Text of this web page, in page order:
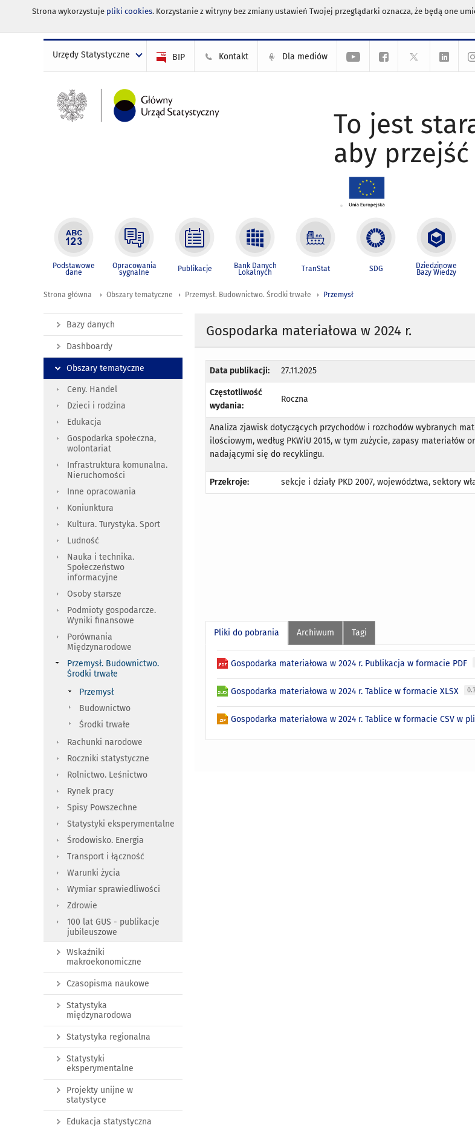
Strona wykorzystuje pliki cookies. Korzystanie z witryny bez zmiany ustawień Twojej przeglądarki oznacza, że będą one
Urzędy Statystyczne BIP Kontakt Dla mediów
To jest
aby
Podstawowe
dane
Opracowania
sygnalne Publikacje Bank Danych
Lokalnych TranStat SDG Dziedzinowe
Bazy Wiedzy
Strona główna Obszary tematyczne Przemysł. Budownictwo. Środki trwałe Przemysł
Gospodarka materiałowa w 2024 r.
Data publikacji: 27.11.2025
Częstotliwość
wydania:
Roczna
Analiza zjawisk dotyczących przychodów i rozchodów wybranych
ilościowym, według PKWiU 2015, w tym zużycie, zapasy materiałów
nadającymi się do recyklingu.
Przekroje: sekcje i działy PKD 2007, województwa, sektory
Pliki do pobrania Archiwum Tagi
Gospodarka materiałowa w 2024 r. Publikacja w formacie PDF
Gospodarka materiałowa w 2024 r. Tablice w formacie XLSX
Gospodarka materiałowa w 2024 r. Tablice w formacie CSV w
Bazy danych
Dashboardy
Obszary tematyczne
Ceny. Handel
Dzieci i rodzina
Edukacja
Gospodarka społeczna,
wolontariat
Infrastruktura komunalna.
Nieruchomości
Inne opracowania
Koniunktura
Kultura. Turystyka. Sport
Ludność
Nauka i technika.
Społeczeństwo
informacyjne
Osoby starsze
Podmioty gospodarcze.
Wyniki finansowe
Porównania
Międzynarodowe
Przemysł. Budownictwo.
Środki trwałe
Przemysł
Budownictwo
Środki trwałe
Rachunki narodowe
Roczniki statystyczne
Rolnictwo. Leśnictwo
Rynek pracy
Spisy Powszechne
Statystyki eksperymentalne
Środowisko. Energia
Transport i łączność
Warunki życia
Wymiar sprawiedliwości
Zdrowie
100 lat GUS - publikacje
jubileuszowe
Wskaźniki
makroekonomiczne
Czasopisma naukowe
Statystyka
międzynarodowa
Statystyka regionalna
Statystyki
eksperymentalne
Projekty unijne w
statystyce
Edukacja statystyczna